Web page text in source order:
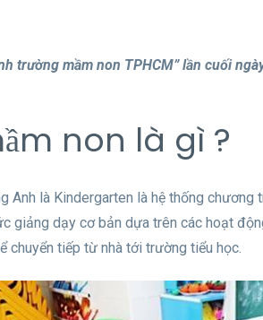
trường mầm non TPHCM” lần cuối
non là gì ?
Anh là Kindergarten là hệ thống
giảng dạy cơ bản dựa trên các hoạt
chuyển tiếp từ nhà tới trường tiểu học.